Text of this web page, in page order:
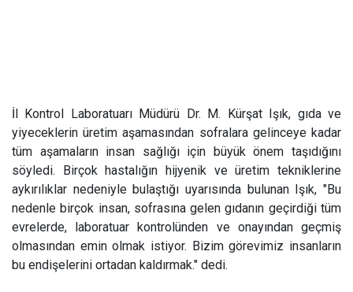
İl Kontrol Laboratuarı Müdürü Dr. M. Kürşat Işık, gıda ve
yiyeceklerin üretim aşamasından sofralara gelinceye kadar
tüm aşamaların insan sağlığı için büyük önem taşıdığını
söyledi. Birçok hastalığın hijyenik ve üretim tekniklerine
aykırılıklar nedeniyle bulaştığı uyarısında bulunan Işık, "Bu
nedenle birçok insan, sofrasına gelen gıdanın geçirdiği tüm
evrelerde, laboratuar kontrolünden ve onayından geçmiş
olmasından emin olmak istiyor. Bizim görevimiz insanların
bu endişelerini ortadan kaldırmak." dedi.